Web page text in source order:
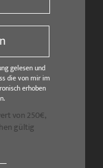
gelesen und
die von mir im
erhoben
von 250€,
gültig